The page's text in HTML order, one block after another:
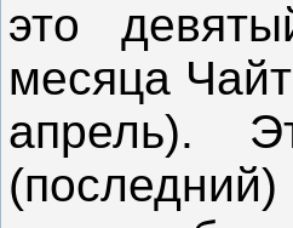
это
месяца
апрель).